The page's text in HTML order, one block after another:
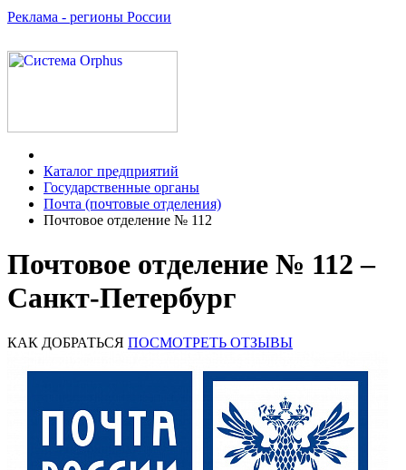
Реклама - регионы России
Каталог предприятий
Государственные органы
Почта (почтовые отделения)
Почтовое отделение № 112
Почтовое отделение № 112 –
Санкт-Петербург
КАК ДОБРАТЬСЯ ПОСМОТРЕТЬ ОТЗЫВЫ